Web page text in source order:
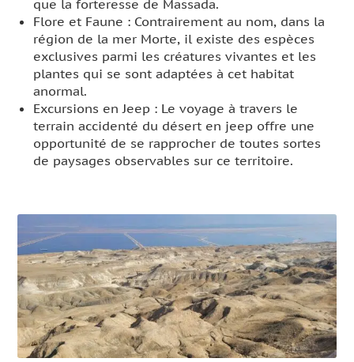
que la forteresse de Massada.
Flore et Faune : Contrairement au nom, dans la
région de la mer Morte, il existe des espèces
exclusives parmi les créatures vivantes et les
plantes qui se sont adaptées à cet habitat
anormal.
Excursions en Jeep : Le voyage à travers le
terrain accidenté du désert en jeep offre une
opportunité de se rapprocher de toutes sortes
de paysages observables sur ce territoire.